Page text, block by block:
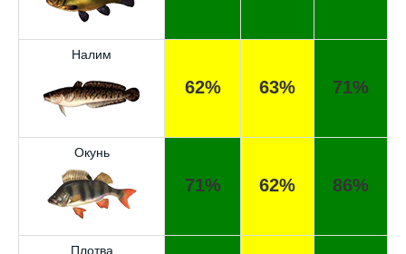
Налим
62% 63% 71%
Окунь
71% 62% 86%
Плотва
Отличный прогноз клёва! Сегодня поймал
Спасибо за прогноз, сегодня уловил карпа
и окуня!
Прогноз оказался точным, поймал много
налима на реке.